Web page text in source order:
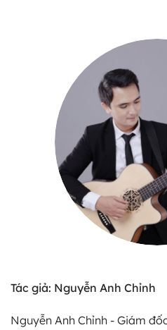
Tác giả: Nguyễn Anh Chỉnh
Nguyễn Anh Chỉnh - Giám